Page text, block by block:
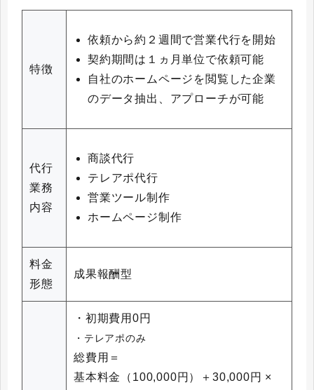
特徴
依頼から約２週間で営業代行を開始
契約期間は１ヵ月単位で依頼可能
自社のホームページを閲覧した企業
のデータ抽出、アプローチが可能
代行
業務
内容
商談代行
テレアポ代行
営業ツール制作
ホームページ制作
料金
形態
成果報酬型
・初期費用0円
・テレアポのみ
総費用＝
基本料金（100,000円）＋30,000円 ×